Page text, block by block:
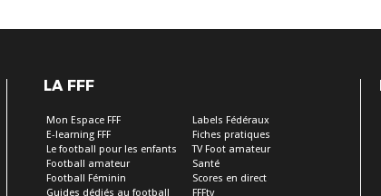
LA FFF
Mon Espace FFF
E-learning FFF
Le football pour les enfants
Football amateur
Football Féminin
Guides dédiés au football
Labels Fédéraux
Fiches pratiques
TV Foot amateur
Santé
Scores en direct
FFFtv